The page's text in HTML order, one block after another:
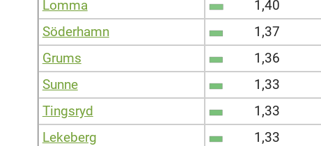
Lomma
1,40
Söderhamn
1,37
Grums
1,36
Sunne
1,33
Tingsryd
1,33
Lekeberg
1,33